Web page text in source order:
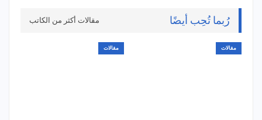
رُبما تُحِب أيضًا مقالات أكثر من الكاتب
مقالات مقالات